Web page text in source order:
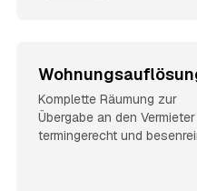
Komplette Räumung zur
Übergabe an den
termingerecht und